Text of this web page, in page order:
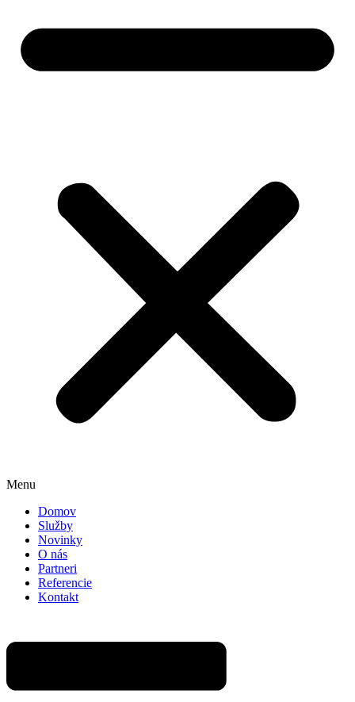
Menu
Domov
Služby
Novinky
O nás
Partneri
Referencie
Kontakt